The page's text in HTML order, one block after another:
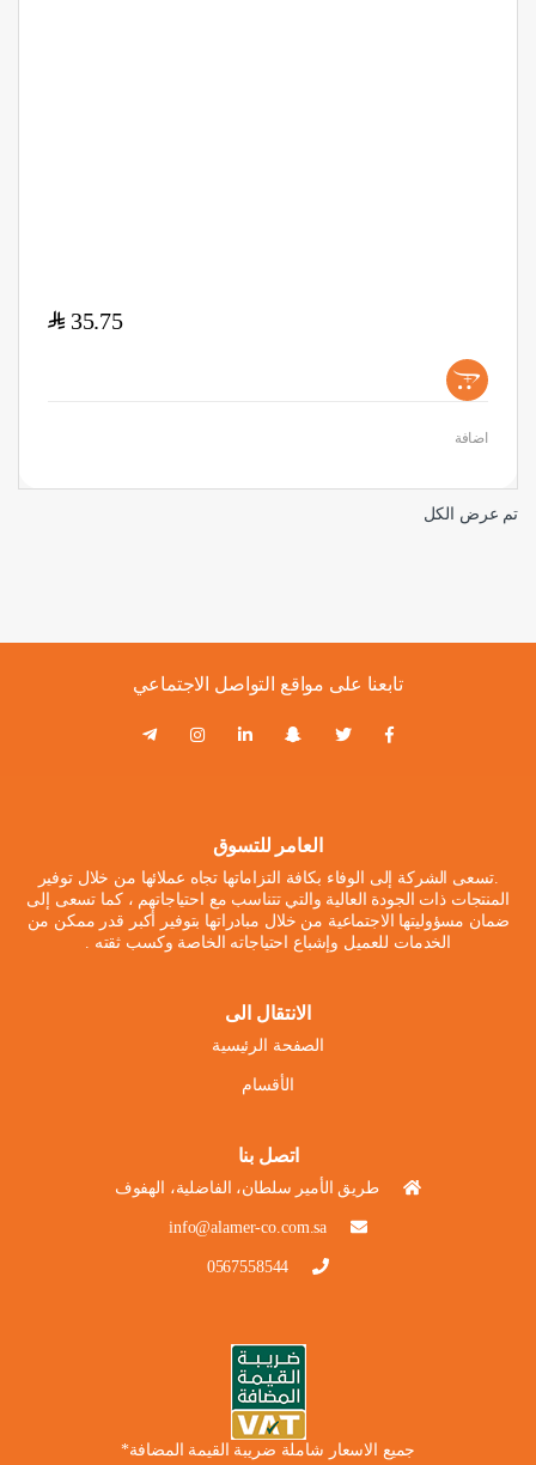
35.75
$
+
اضافة
تم عرض الكل
تابعنا على مواقع التواصل الاجتماعي
العامر للتسوق
.تسعى الشركة إلى الوفاء بكافة التزاماتها تجاه عملائها من خلال توفير
المنتجات ذات الجودة العالية والتي تتناسب مع احتياجاتهم ، كما تسعى إلى
ضمان مسؤوليتها الاجتماعية من خلال مبادراتها بتوفير أكبر قدر ممكن من
الخدمات للعميل وإشباع احتياجاته الخاصة وكسب ثقته .
الانتقال الى
الصفحة الرئيسية
الأقسام
اتصل بنا
طريق الأمير سلطان، الفاضلية، الهفوف
info@alamer-co.com.sa
0567558544
جميع الاسعار شاملة ضريبة القيمة المضافة*